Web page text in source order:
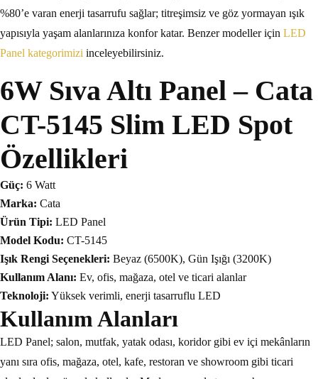
%80’e varan enerji tasarrufu sağlar; titreşimsiz ve göz yormayan ışık
yapısıyla yaşam alanlarınıza konfor katar. Benzer modeller için LED
Panel kategorimizi inceleyebilirsiniz.
6W Sıva Altı Panel – Cata
CT-5145 Slim LED Spot
Özellikleri
Güç: 6 Watt
Marka: Cata
Ürün Tipi: LED Panel
Model Kodu: CT-5145
Işık Rengi Seçenekleri: Beyaz (6500K), Gün Işığı (3200K)
Kullanım Alanı: Ev, ofis, mağaza, otel ve ticari alanlar
Teknoloji: Yüksek verimli, enerji tasarruflu LED
Kullanım Alanları
LED Panel; salon, mutfak, yatak odası, koridor gibi ev içi mekânların
yanı sıra ofis, mağaza, otel, kafe, restoran ve showroom gibi ticari